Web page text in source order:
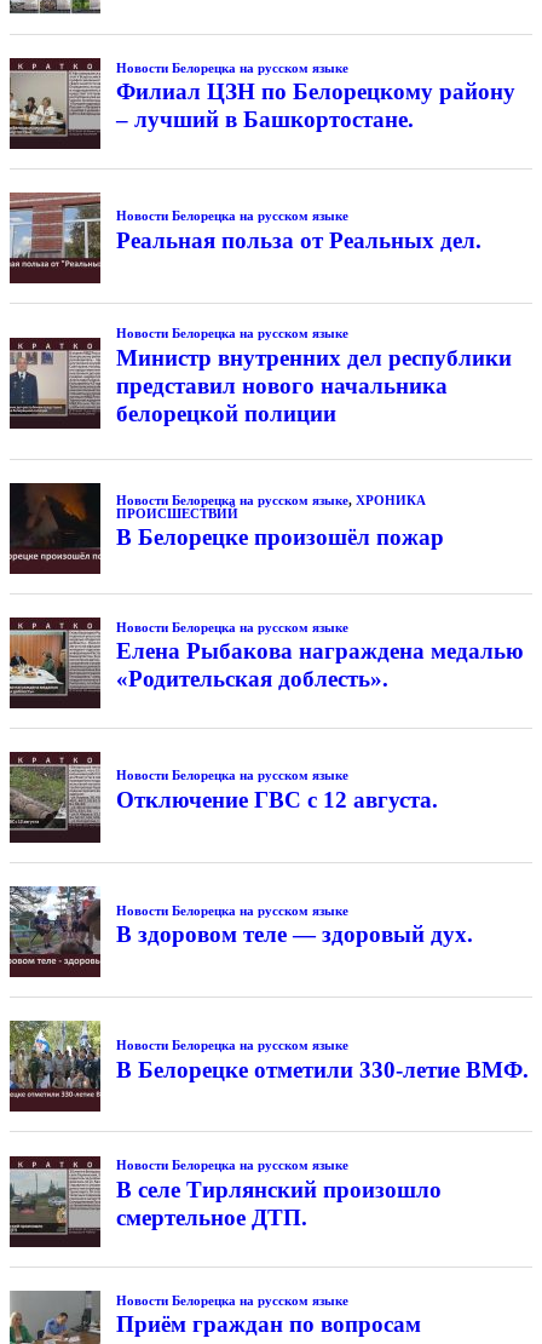
Новости Белорецка на русском языке
Филиал ЦЗН по Белорецкому району
– лучший в Башкортостане.
Новости Белорецка на русском языке
Реальная польза от Реальных дел.
Новости Белорецка на русском языке
Министр внутренних дел республики
представил нового начальника
белорецкой полиции
Новости Белорецка на русском языке, ХРОНИКА
ПРОИСШЕСТВИЙ
В Белорецке произошёл пожар
Новости Белорецка на русском языке
Елена Рыбакова награждена медалью
«Родительская доблесть».
Новости Белорецка на русском языке
Отключение ГВС с 12 августа.
Новости Белорецка на русском языке
В здоровом теле — здоровый дух.
Новости Белорецка на русском языке
В Белорецке отметили 330-летие ВМФ.
Новости Белорецка на русском языке
В селе Тирлянский произошло
смертельное ДТП.
Новости Белорецка на русском языке
Приём граждан по вопросам